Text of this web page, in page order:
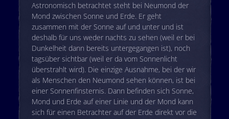
Astronomisch betrachtet steht bei Neumond der
Mond zwischen Sonne und Erde. Er geht
zusammen mit der Sonne auf und unter und ist
deshalb für uns weder nachts zu sehen (weil er bei
Dunkelheit dann bereits untergegangen ist), noch
tagsüber sichtbar (weil er da vom Sonnenlicht
überstrahlt wird). Die einzige Ausnahme, bei der wir
als Menschen den Neumond sehen können, ist bei
einer Sonnenfinsternis. Dann befinden sich Sonne,
Mond und Erde auf einer Linie und der Mond kann
sich für einen Betrachter auf der Erde direkt vor die